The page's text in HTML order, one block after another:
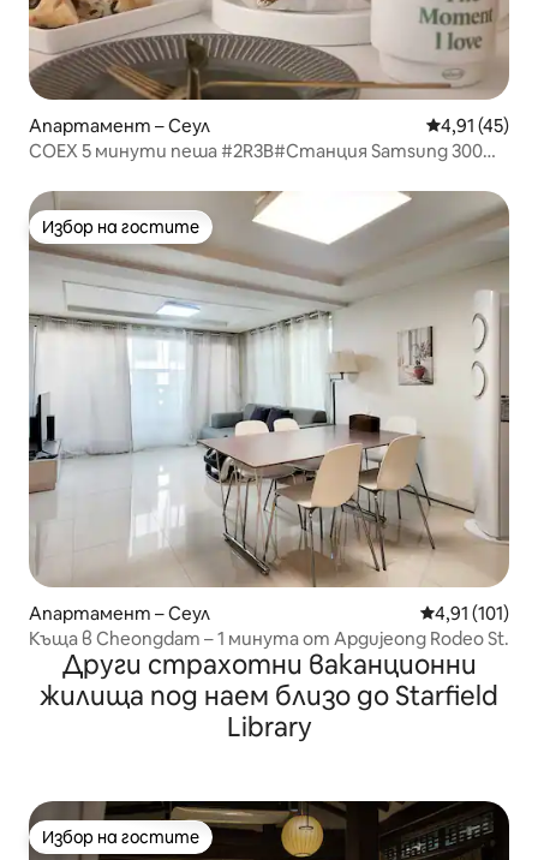
Апартамент – Сеул Средна
4,91 (45)
COEX 5 минути пеша #2R3B#Станция Samsung 300
Gangnam#Yeongdong Sevrans#Многофункционален
стадион
Избор на гостите
Избор на гостите
Апартамент – Сеул Средна
4,91 (101)
Къща в Cheongdam – 1 минута от Apgujeong Rodeo St.
Други страхотни ваканционни
жилища под наем близо до Starfield
Library
Избор на гостите
Избор на гостите